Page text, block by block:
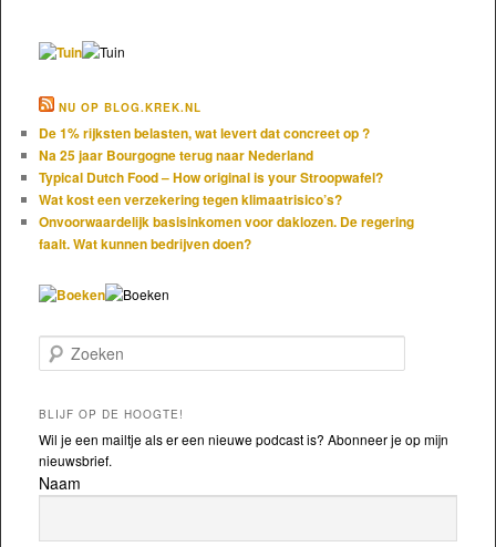
NU OP BLOG.KREK.NL
De 1% rijksten belasten, wat levert dat concreet op ?
Na 25 jaar Bourgogne terug naar Nederland
Typical Dutch Food – How original is your Stroopwafel?
Wat kost een verzekering tegen klimaatrisico’s?
Onvoorwaardelijk basisinkomen voor daklozen. De regering
faalt. Wat kunnen bedrijven doen?
Zoeken
BLIJF OP DE HOOGTE!
Wil je een mailtje als er een nieuwe podcast is? Abonneer je op mijn
nieuwsbrief.
Naam